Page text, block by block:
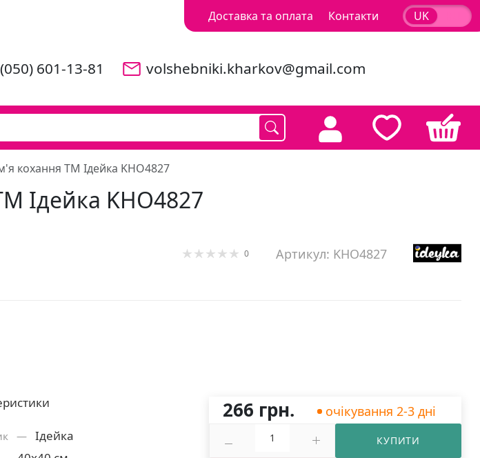
Доставка та оплата Контакти UK
601-13-81 volshebniki.kharkov@gmail.com
кохання ТМ Ідейка KHO4827
Ідейка KHO4827
0 Артикул: KHO4827
—Ідейка
266 грн. очікування 2-3 дні
КУПИТИ